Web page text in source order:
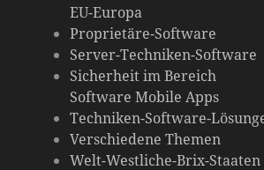
EU-Europa
Proprietäre-Software
Server-Techniken-Software
Sicherheit im Bereich
Software Mobile Apps
Techniken-Software-
Verschiedene Themen
Welt-Westliche-Brix-Staaten